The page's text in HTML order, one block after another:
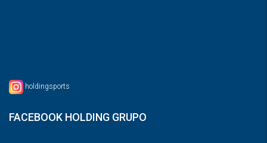
holdingsports
FACEBOOK HOLDING GRUPO